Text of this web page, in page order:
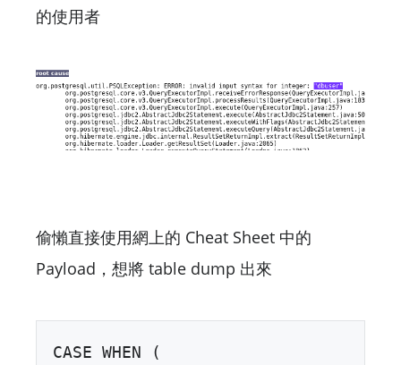
的使用者
偷懶直接使用網上的 Cheat Sheet 中的
Payload，想將 table dump 出來
CASE WHEN (